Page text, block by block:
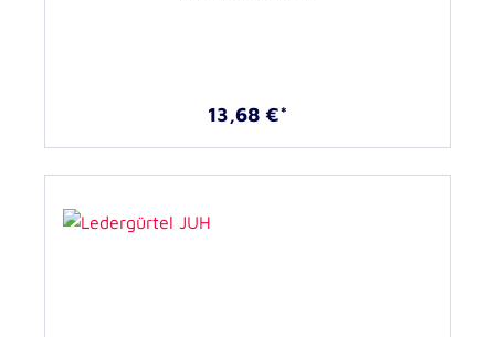
13,68 €*